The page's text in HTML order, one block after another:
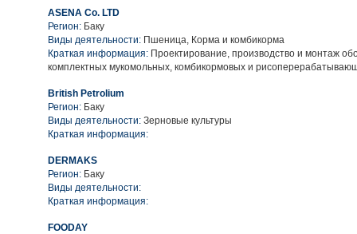
ASENA Co. LTD
Регион: Баку
Виды деятельности: Пшеница, Корма и комбикорма
Краткая информация: Проектирование, производство и монтаж
комплектных мукомольных, комбикормовых и
British Petrolium
Регион: Баку
Виды деятельности: Зерновые культуры
Краткая информация:
DERMAKS
Регион: Баку
Виды деятельности:
Краткая информация:
FOODAY